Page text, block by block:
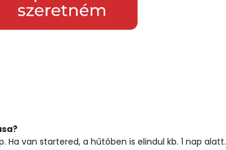
Ha van startered, a hűtőben is elindul kb. 1 nap alatt.